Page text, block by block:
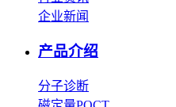
企业新闻
产品介绍
分子诊断